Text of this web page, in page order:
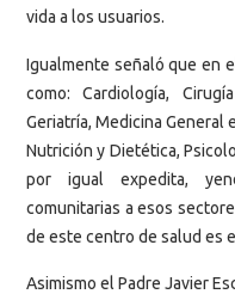
vida a los usuarios.
Igualmente señaló que en
como: Cardiología,
Geriatría, Medicina General
Nutrición y Dietética,
por igual expedita,
comunitarias a esos
de este centro de salud es
Asimismo el Padre Javier